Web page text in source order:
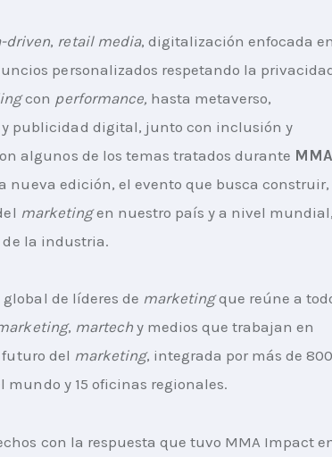
driven, retail media, digitalización enfocada en
personalizados respetando la
con performance, hasta metaverso,
publicidad digital, junto con inclusión y
algunos de los temas tratados durante MMA
nueva edición, el evento que busca construir,
marketing en nuestro país y a nivel mundial,
de la industria.
de líderes de marketing que reúne a
, martech y medios que trabajan en
del marketing, integrada por más de 800
mundo y 15 oficinas regionales.
con la respuesta que tuvo MMA Impact